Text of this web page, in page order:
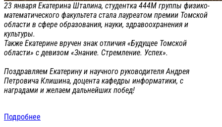
23 января Екатерина Шталина, студентка 444М группы физико-
математического факультета стала лауреатом премии Томской
области в сфере образования, науки, здравоохранения и
культуры.
Также Екатерине вручен знак отличия «Будущее Томской
области» с девизом «Знание. Стремление. Успех».
Поздравляем Екатерину и научного руководителя Андрея
Петровича Клишина, доцента кафедры информатики, с
наградами и желаем дальнейших побед!
Подробнее